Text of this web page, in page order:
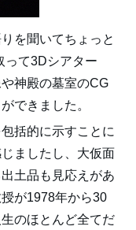
を聞いてちょっと
って3Dシアター
神殿の墓室のCG
できました。
括的に示すことに
ましたし、大仮面
土品も見応えがあ
が1978年から30
のほとんど全てだ